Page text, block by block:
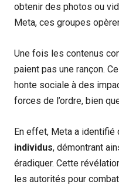
obtenir des photos ou
Meta, ces groupes
Une fois les contenus
paient pas une rançon.
honte sociale à des
forces de l’ordre, bien
En effet, Meta a identifié
individus, démontrant
éradiquer. Cette
les autorités pour